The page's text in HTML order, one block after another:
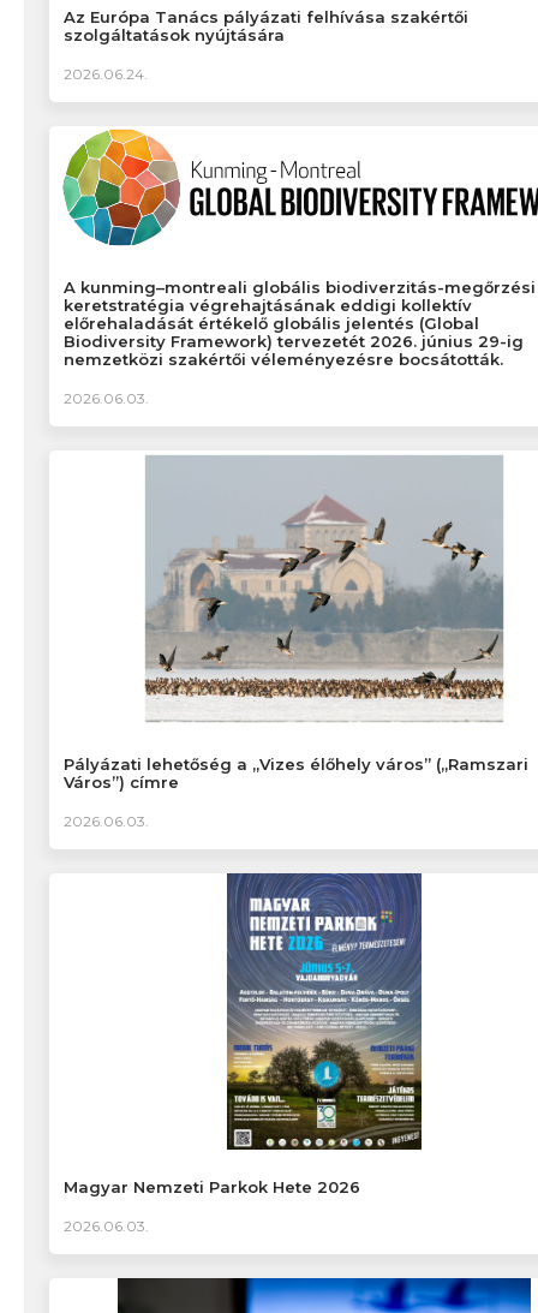
Az Európa Tanács pályázati felhívása szakértői
szolgáltatások nyújtására
2026.06.24.
A kunming–montreali globális biodiverzitás-megőrzési
keretstratégia végrehajtásának eddigi kollektív
előrehaladását értékelő globális jelentés (Global
Biodiversity Framework) tervezetét 2026. június 29-ig
nemzetközi szakértői véleményezésre bocsátották.
2026.06.03.
Pályázati lehetőség a „Vizes élőhely város” („Ramszari
Város”) címre
2026.06.03.
Magyar Nemzeti Parkok Hete 2026
2026.06.03.